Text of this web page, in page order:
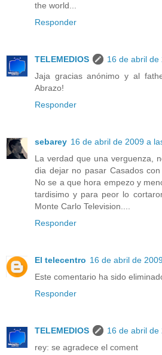
the world...
Responder
TELEMEDIOS
16 de abril de
Jaja gracias anónimo y al
Abrazo!
Responder
sebarey 16 de abril de 2009 a
La verdad que una verguenza,
dia dejar no pasar Casados con
No se a que hora empezo y
tardisimo y para peor lo
Monte Carlo Television....
Responder
El telecentro 16 de abril de
Este comentario ha sido
Responder
TELEMEDIOS
16 de abril de
rey: se agradece el coment